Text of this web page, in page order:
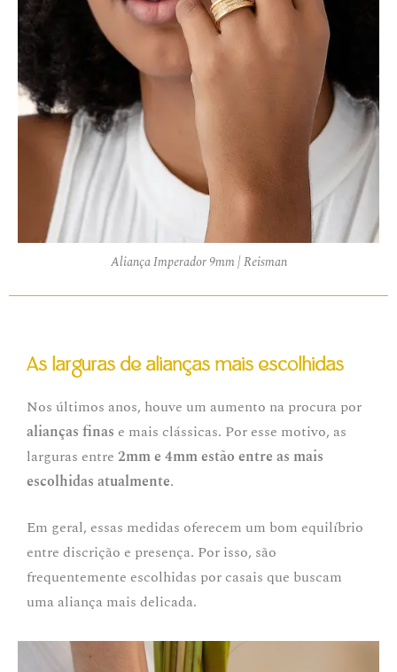
Aliança Imperador 9mm | Reisman
As larguras de alianças mais escolhidas
Nos últimos anos, houve um aumento na procura por
alianças finas e mais clássicas. Por esse motivo, as
larguras entre 2mm e 4mm estão entre as mais
escolhidas atualmente.
Em geral, essas medidas oferecem um bom equilíbrio
entre discrição e presença. Por isso, são
frequentemente escolhidas por casais que buscam
uma aliança mais delicada.